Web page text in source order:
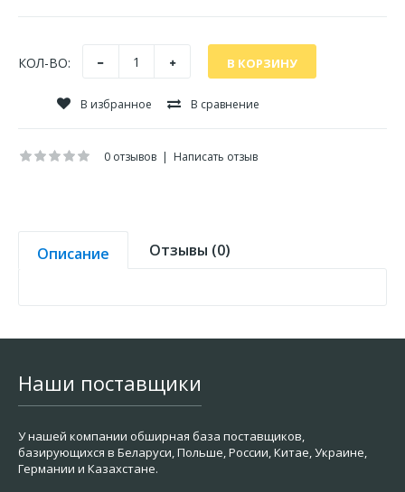
КОЛ-ВО:
В избранное В сравнение
0 отзывов | Написать отзыв
Описание Отзывы (0)
Наши поставщики
У нашей компании обширная база поставщиков,
базирующихся в Беларуси, Польше, России, Китае, Украине,
Германии и Казахстане.